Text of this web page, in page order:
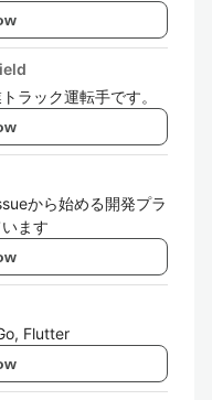
ラック運転手です。
から始める開発プラ
ます
Flutter